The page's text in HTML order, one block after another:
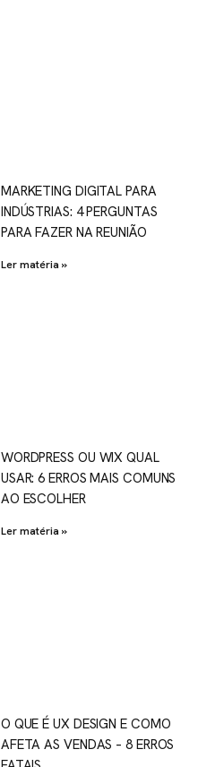
MARKETING DIGITAL PARA
INDÚSTRIAS: 4 PERGUNTAS
PARA FAZER NA REUNIÃO
Ler matéria »
WORDPRESS OU WIX QUAL
USAR: 6 ERROS MAIS COMUNS
AO ESCOLHER
Ler matéria »
O QUE É UX DESIGN E COMO
AFETA AS VENDAS – 8 ERROS